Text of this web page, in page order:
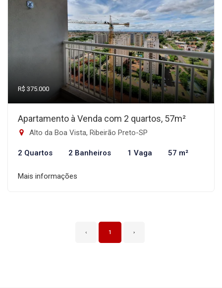
R$ 375.000
Apartamento à Venda com 2 quartos, 57m²
Alto da Boa Vista, Ribeirão Preto-SP
2 Quartos 2 Banheiros 1 Vaga 57 m²
Mais informações
‹ 1 ›